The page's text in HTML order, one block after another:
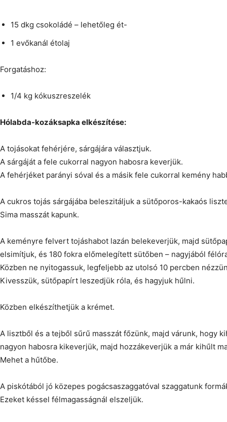
15 dkg csokoládé – lehetőleg ét-
1 evőkanál étolaj
Forgatáshoz:
1/4 kg kókuszreszelék
Hólabda-kozáksapka elkészítése:
A tojásokat fehérjére, sárgájára választjuk.
A sárgáját a fele cukorral nagyon habosra keverjük.
A fehérjéket parányi sóval és a másik fele cukorral kemény
A cukros tojás sárgájába beleszitáljuk a sütőporos-kakaós
Sima masszát kapunk.
A keményre felvert tojáshabot lazán belekeverjük, majd
elsimítjuk, és 180 fokra előmelegített sütőben – nagyjából
Közben ne nyitogassuk, legfeljebb az utolsó 10 percben
Kivesszük, sütőpapírt leszedjük róla, és hagyjuk hűlni.
Közben elkészíthetjük a krémet.
A lisztből és a tejből sűrű masszát főzünk, majd várunk, hogy
nagyon habosra kikeverjük, majd hozzákeverjük a már kihűlt
Mehet a hűtőbe.
A piskótából jó közepes pogácsaszaggatóval szaggatunk
Ezeket késsel félmagasságnál elszeljük.